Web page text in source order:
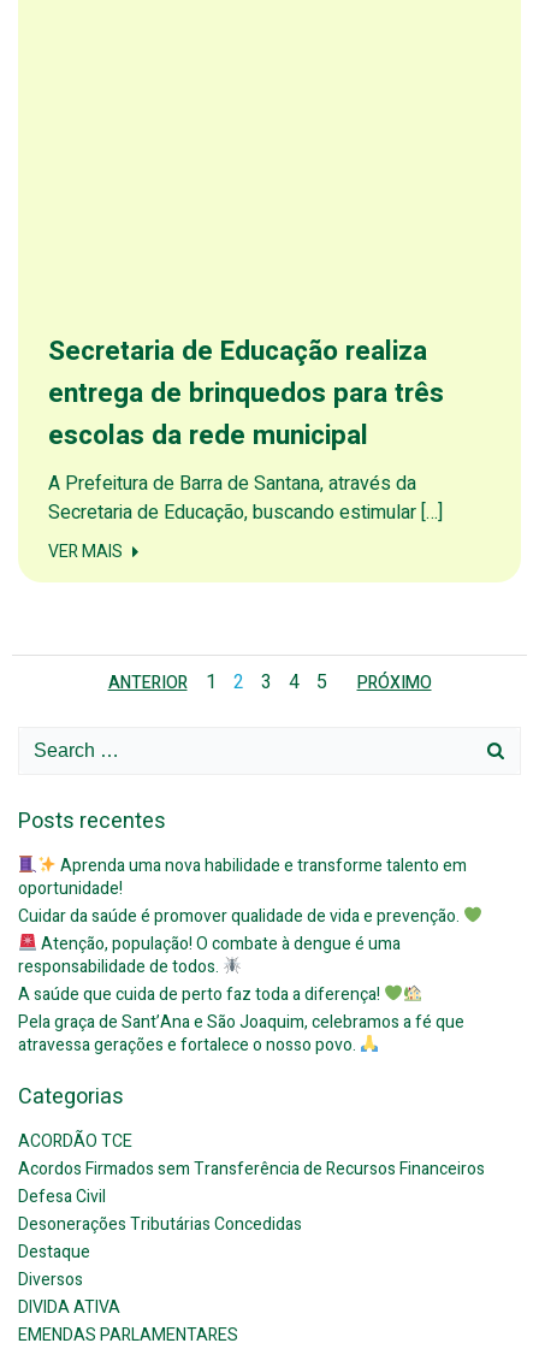
Secretaria de Educação realiza
entrega de brinquedos para três
escolas da rede municipal
A Prefeitura de Barra de Santana, através da
Secretaria de Educação, buscando estimular […]
VER MAIS
Posts
navigation
ANTERIOR Posts
Page
1 Page
2 Page
3 Page
4 Page
5 Posts
PRÓXIMO
Search
Posts recentes
Aprenda uma nova habilidade e transforme talento em
oportunidade!
Cuidar da saúde é promover qualidade de vida e prevenção.
Atenção, população! O combate à dengue é uma
responsabilidade de todos.
A saúde que cuida de perto faz toda a diferença!
Pela graça de Sant’Ana e São Joaquim, celebramos a fé que
atravessa gerações e fortalece o nosso povo.
Categorias
ACORDÃO TCE
Acordos Firmados sem Transferência de Recursos Financeiros
Defesa Civil
Desonerações Tributárias Concedidas
Destaque
Diversos
DIVIDA ATIVA
EMENDAS PARLAMENTARES